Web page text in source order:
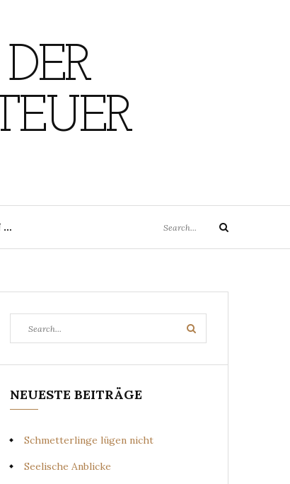
…
for:
Search
for:
Search
NEUESTE BEITRÄGE
Schmetterlinge lügen nicht
Seelische Anblicke